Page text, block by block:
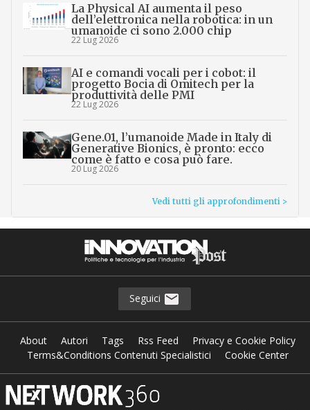
La Physical AI aumenta il peso
dell’elettronica nella robotica: in un
umanoide ci sono 2.000 chip
22 Lug 2026
AI e comandi vocali per i cobot: il
progetto Bocia di Omitech per la
produttività delle PMI
22 Lug 2026
Gene.01, l’umanoide Made in Italy di
Generative Bionics, è pronto: ecco
come è fatto e cosa può fare.
20 Lug 2026
Vedi tutti gli approfondimenti >
Seguici
About Autori Tags Rss Feed
Privacy e Cookie Policy
Terms&Conditions Contenuti Specialistici
Cookie Center